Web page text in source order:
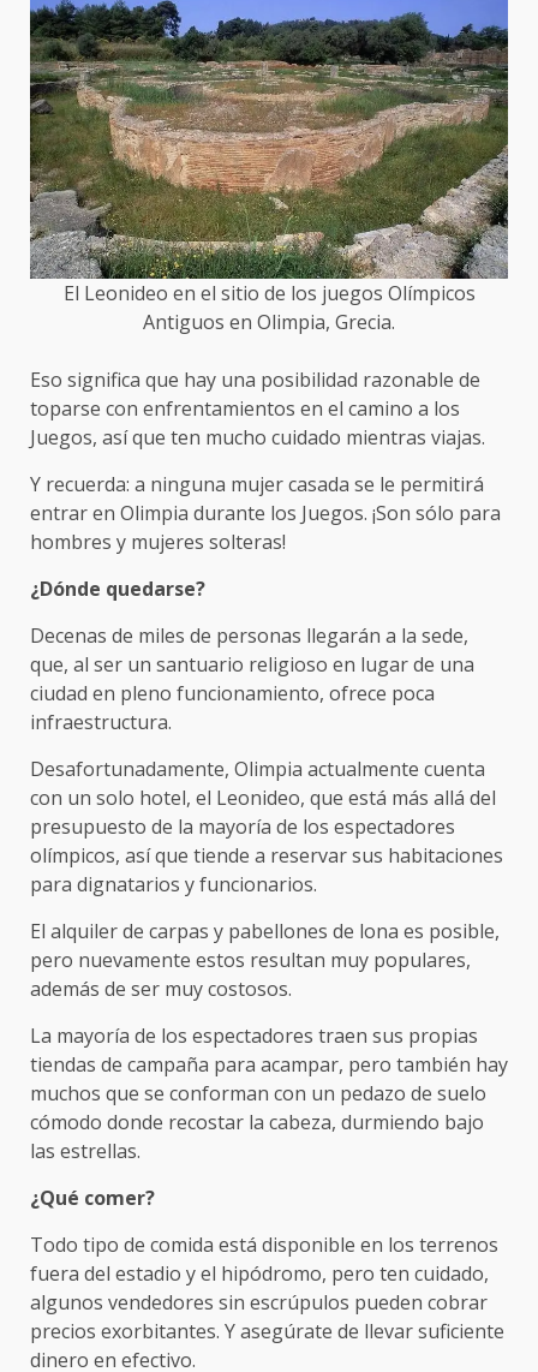
El Leonideo en el sitio de los juegos Olímpicos
Antiguos en Olimpia, Grecia.
Eso significa que hay una posibilidad razonable de
toparse con enfrentamientos en el camino a los
Juegos, así que ten mucho cuidado mientras viajas.
Y recuerda: a ninguna mujer casada se le permitirá
entrar en Olimpia durante los Juegos. ¡Son sólo para
hombres y mujeres solteras!
¿Dónde quedarse?
Decenas de miles de personas llegarán a la sede,
que, al ser un santuario religioso en lugar de una
ciudad en pleno funcionamiento, ofrece poca
infraestructura.
Desafortunadamente, Olimpia actualmente cuenta
con un solo hotel, el Leonideo, que está más allá del
presupuesto de la mayoría de los espectadores
olímpicos, así que tiende a reservar sus habitaciones
para dignatarios y funcionarios.
El alquiler de carpas y pabellones de lona es posible,
pero nuevamente estos resultan muy populares,
además de ser muy costosos.
La mayoría de los espectadores traen sus propias
tiendas de campaña para acampar, pero también hay
muchos que se conforman con un pedazo de suelo
cómodo donde recostar la cabeza, durmiendo bajo
las estrellas.
¿Qué comer?
Todo tipo de comida está disponible en los terrenos
fuera del estadio y el hipódromo, pero ten cuidado,
algunos vendedores sin escrúpulos pueden cobrar
precios exorbitantes. Y asegúrate de llevar suficiente
dinero en efectivo.